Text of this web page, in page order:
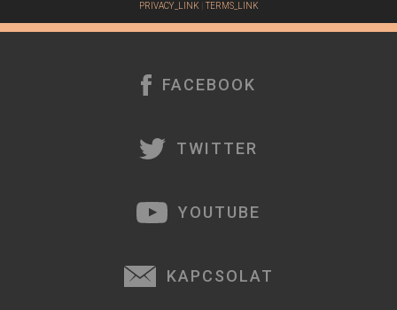
PRIVACY_LINK| TERMS_LINK
FACEBOOK
TWITTER
YOUTUBE
KAPCSOLAT